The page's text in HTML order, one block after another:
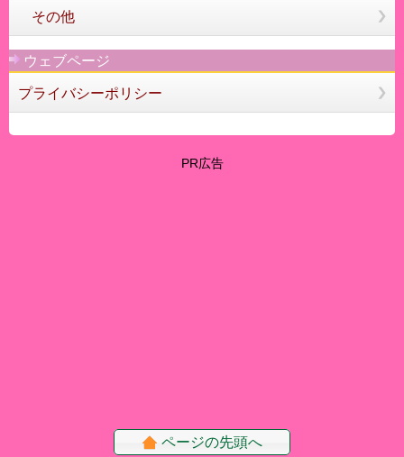
その他
ウェブページ
プライバシーポリシー
PR広告
ページの先頭へ